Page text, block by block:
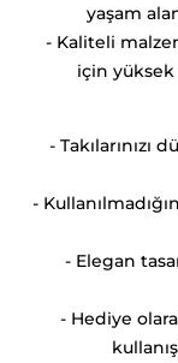
yaşam
- Kaliteli
için
- Takılarınızı
-
- Elegan
- Hediye